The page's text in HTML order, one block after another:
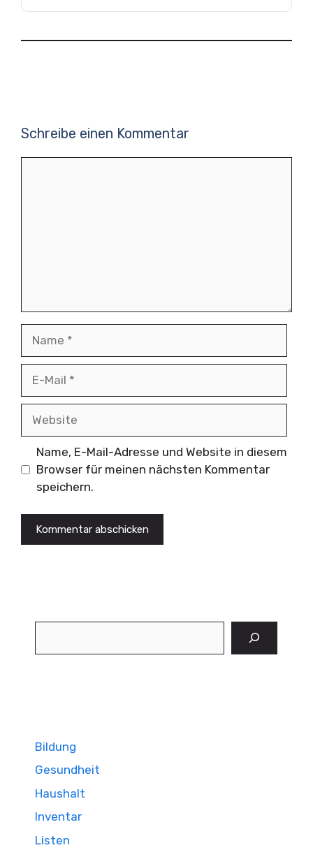
Schreibe einen Kommentar
Name, E-Mail-Adresse und Website in diesem
Browser für meinen nächsten Kommentar
speichern.
Bildung
Gesundheit
Haushalt
Inventar
Listen